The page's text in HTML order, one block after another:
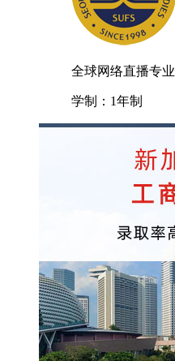
全球网络直播专业
学制： 1年制